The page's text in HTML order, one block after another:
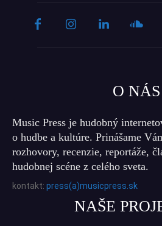
O NÁS
Music Press je hudobný
o hudbe a kultúre. Prinášame
rozhovory, recenzie, reportáže,
hudobnej scéne z celého sveta.
kontakt: press(a)musicpress.sk
NAŠE